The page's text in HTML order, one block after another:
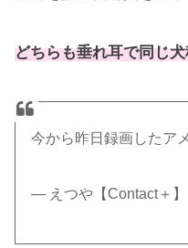
どちらも垂れ耳で同じ
今から昨日録画したア
— えつや【Contact＋